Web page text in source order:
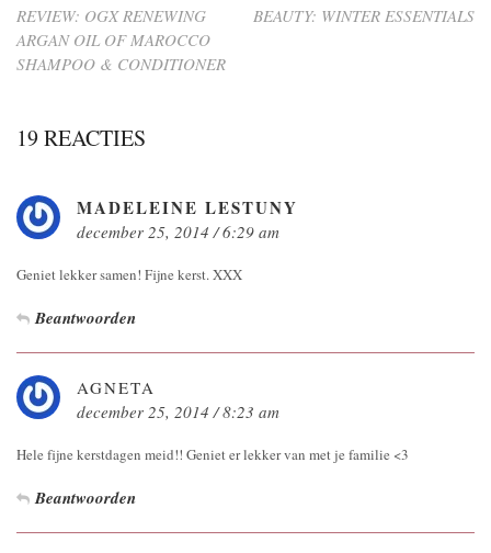
REVIEW: OGX RENEWING
ARGAN OIL OF MAROCCO
SHAMPOO & CONDITIONER
BEAUTY: WINTER ESSENTIALS
19 REACTIES
MADELEINE LESTUNY
december 25, 2014 / 6:29 am
Geniet lekker samen! Fijne kerst. XXX
Beantwoorden
AGNETA
december 25, 2014 / 8:23 am
Hele fijne kerstdagen meid!! Geniet er lekker van met je familie <3
Beantwoorden